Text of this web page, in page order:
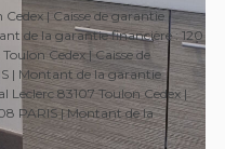
| Caisse de garantie
de la garantie financière : 120
Cedex | Caisse de
| Montant de la garantie
83107 Toulon Cedex |
PARIS | Montant de la